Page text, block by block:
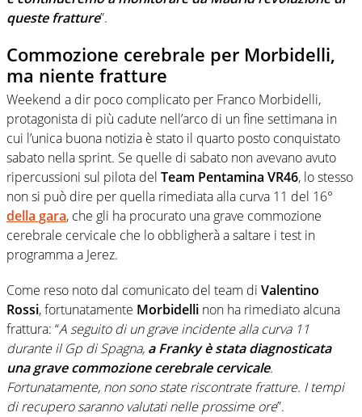
queste fratture”.
Commozione cerebrale per Morbidelli,
ma niente fratture
Weekend a dir poco complicato per Franco Morbidelli,
protagonista di più cadute nell’arco di un fine settimana in
cui l’unica buona notizia è stato il quarto posto conquistato
sabato nella sprint. Se quelle di sabato non avevano avuto
ripercussioni sul pilota del Team Pentamina VR46, lo stesso
non si può dire per quella rimediata alla curva 11 del 16°
della gara, che gli ha procurato una grave commozione
cerebrale cervicale che lo obbligherà a saltare i test in
programma a Jerez.
Come reso noto dal comunicato del team di Valentino
Rossi, fortunatamente Morbidelli non ha rimediato alcuna
frattura: “A seguito di un grave incidente alla curva 11
durante il Gp di Spagna, a Franky è stata diagnosticata
una grave commozione cerebrale cervicale.
Fortunatamente, non sono state riscontrate fratture. I tempi
di recupero saranno valutati nelle prossime ore”.